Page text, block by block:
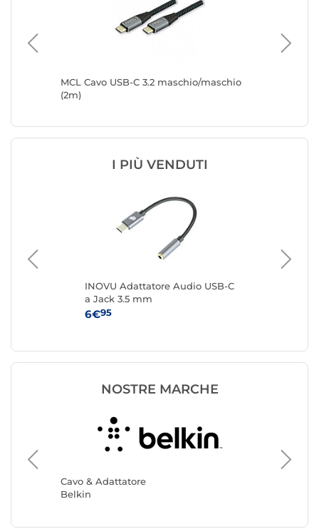
MCL Cavo USB-C 3.2 maschio/maschio
(2m)
I PIÙ VENDUTI
INOVU Adattatore Audio USB-C
a Jack 3.5 mm
6€95
NOSTRE MARCHE
Cavo & Adattatore
Belkin
Cavo &
Akashi